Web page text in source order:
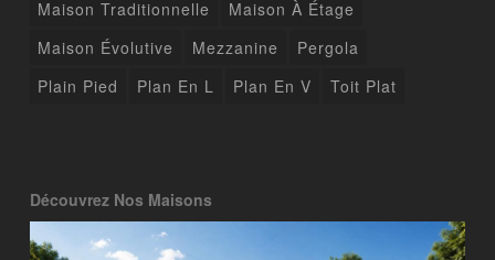
Maison Traditionnelle
Maison À Étage
Maison Évolutive
Mezzanine
Pergola
Plain Pied
Plan En L Plan En V Toit Plat
Découvrez Nos Maisons